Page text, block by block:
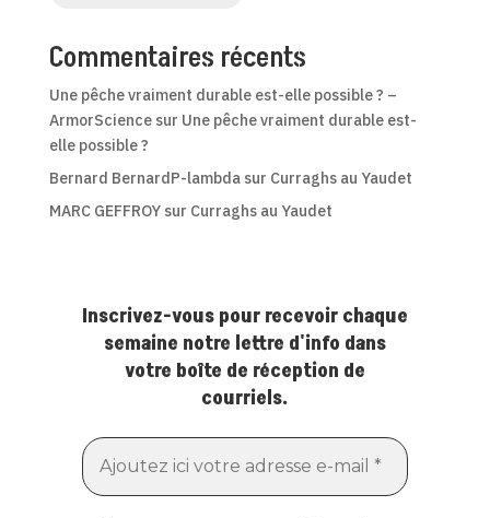
Commentaires récents
Une pêche vraiment durable est-elle possible ? –
ArmorSciencesur Une pêche vraiment durable est-
elle possible ?
Bernard BernardP-lambdasur Curraghs au Yaudet
MARC GEFFROYsur Curraghs au Yaudet
Inscrivez-vous pour recevoir chaque
semaine notre lettre d'info dans
votre boîte de réception de
courriels.